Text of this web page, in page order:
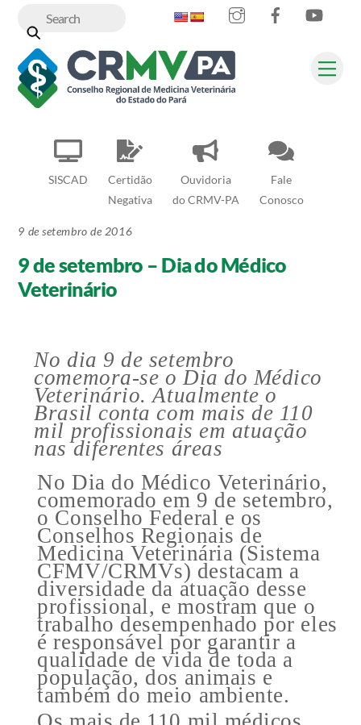
content
SISCAD
Certidão
Negativa
Ouvidoria
do CRMV-PA
Fale
Conosco
InstagramFacebook
9 de setembro de 2016
9 de setembro – Dia do Médico
Veterinário
No dia 9 de setembro
comemora-se o Dia do Médico
Veterinário. Atualmente o
Brasil conta com mais de 110
mil profissionais em atuação
nas diferentes áreas
No Dia do Médico Veterinário,
comemorado em 9 de setembro,
o Conselho Federal e os
Conselhos Regionais de
Medicina Veterinária (Sistema
CFMV/CRMVs) destacam a
diversidade da atuação desse
profissional, e mostram que o
trabalho desempenhado por eles
é responsável por garantir a
qualidade de vida de toda a
população, dos animais e
também do meio ambiente.